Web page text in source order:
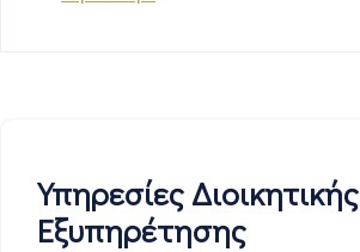
Υπηρεσίες Διοικητικής
Εξυπηρέτησης